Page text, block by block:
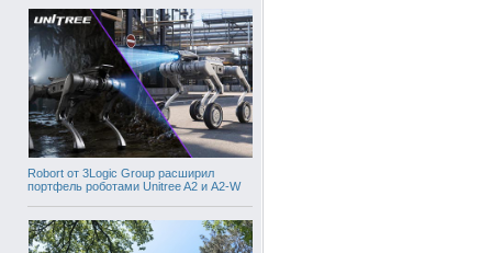
Robort от 3Logic Group расширил
портфель роботами Unitree A2 и A2-W